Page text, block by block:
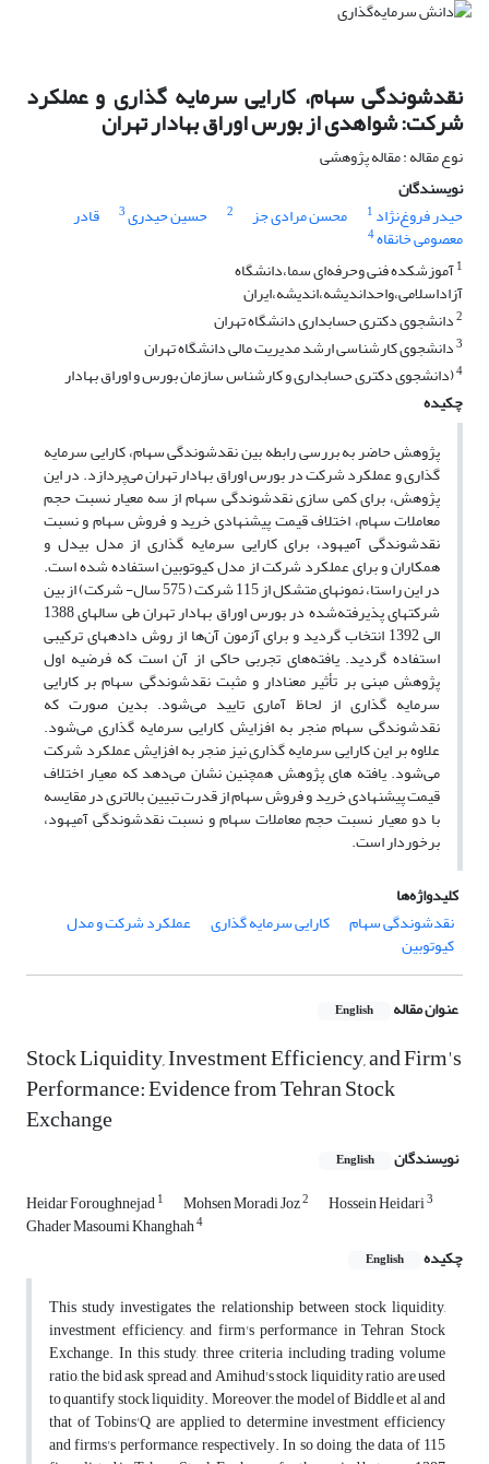
نقدشوندگی سهام، کارایی سرمایه گذاری و عملکرد
شرکت: شواهدی از بورس اوراق بهادار تهران
نوع مقاله : مقاله پژوهشی
نویسندگان
حیدر فروغ‌نژاد 1 محسن مرادی جز 2 حسین حیدری3 قادر
معصومی خانقاه4
1آموزشکده فنی وحرفه‌ای سما،دانشگاه
آزاداسلامی،واحداندیشه،اندیشه،ایران
2دانشجوی دکتری حسابداری دانشگاه تهران
3دانشجوی کارشناسی ارشد مدیریت مالی دانشگاه تهران
4(دانشجوی دکتری حسابداری و کارشناس سازمان بورس و اوراق بهادار
چکیده
پژوهش حاضر به بررسی رابطه بین نقدشوندگی سهام، کارایی سرمایه
گذاری و عملکرد شرکت در بورس اوراق بهادار تهران می‌پردازد. در این
پژوهش، برای کمی سازی نقدشوندگی سهام از سه معیار نسبت حجم
معاملات سهام، اختلاف قیمت پیشنهادی خرید و فروش سهام و نسبت
نقدشوندگی آمیهود، برای کارایی سرمایه گذاری از مدل بیدل و
همکاران و برای عملکرد شرکت از مدل کیوتوبین استفاده شده است.
در این راستا، نمونه‏ای متشکل از 115 شرکت ( 575 سال- شرکت) از بین
شرکت‏های پذیرفته‌شده در بورس اوراق بهادار تهران طی سال‏های 1388
الی 1392 انتخاب گردید و برای آزمون آن‌ها از روش داده‏های ترکیبی
استفاده گردید. یافته‌های تجربی حاکی از آن است که فرضیه اول
پژوهش مبنی بر تأثیر معنادار و مثبت نقدشوندگی سهام بر کارایی
سرمایه گذاری از لحاظ آماری تایید می‌شود. بدین صورت که
نقدشوندگی سهام منجر به افزایش کارایی سرمایه گذاری می‌شود.
علاوه بر این کارایی سرمایه گذاری نیز منجر به افزایش عملکرد شرکت
می‌شود. یافته های پژوهش همچنین نشان می‌دهد که معیار اختلاف
قیمت پیشنهادی خرید و فروش سهام از قدرت تبیین بالاتری در مقایسه
با دو معیار نسبت حجم معاملات سهام و نسبت نقدشوندگی آمیهود،
برخوردار است.
کلیدواژه‌ها
نقدشوندگی سهام
کارایی سرمایه گذاری عملکرد شرکت و مدل
کیوتوبین
عنوان مقاله English
Stock Liquidity, Investment Efficiency, and Firm's
Performance: Evidence from Tehran Stock
Exchange
نویسندگان English
Heidar Foroughnejad1 Mohsen Moradi Joz2 Hossein Heidari3
Ghader Masoumi Khanghah4
چکیده English
This study investigates the relationship between stock liquidity,
investment efficiency, and firm's performance in Tehran Stock
Exchange. In this study, three criteria including trading volume
ratio, the bid ask spread, and Amihud's stock liquidity ratio are used
to quantify stock liquidity. Moreover, the model of Biddle et al and
that of Tobins'Q are applied to determine investment efficiency
and firms's performance, respectively. In so doing, the data of 115